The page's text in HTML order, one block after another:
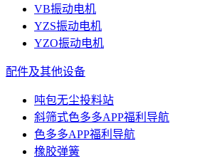
VB振动电机
YZS振动电机
YZO振动电机
配件及其他设备
吨包无尘投料站
斜筛式色多多APP福利导航
色多多APP福利导航
橡胶弹簧